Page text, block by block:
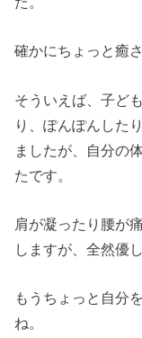
確かにちょっと癒
そういえば、子ど
り、ぽんぽんした
ましたが、自分の
たです。
肩が凝ったり腰が
しますが、全然優
もうちょっと自分
ね。